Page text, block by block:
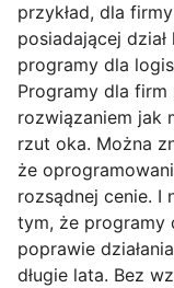
przykład, dla
posiadającej
programy dla
Programy dla
rozwiązaniem jak
rzut oka. Można
że
rozsądnej cenie. I
tym, że programy
poprawie
długie lata. Bez